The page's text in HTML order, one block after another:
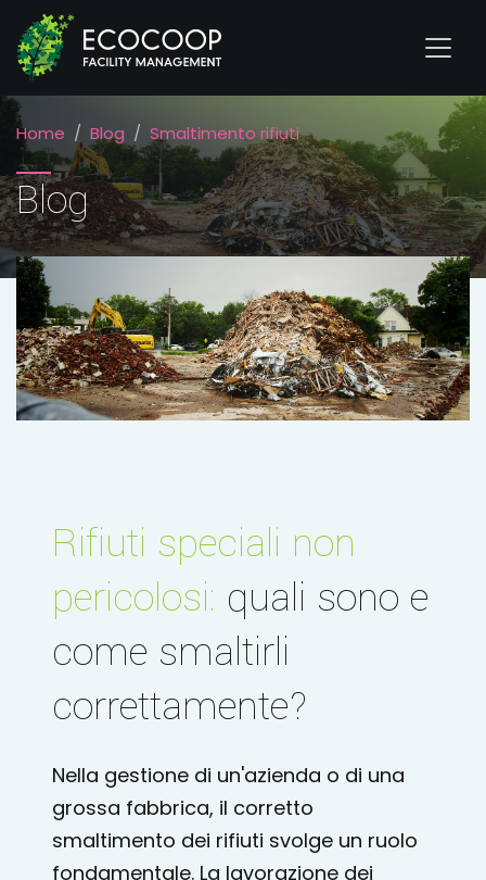
Home Blog Smaltimento rifiuti
Blog
Rifiuti speciali non
pericolosi: quali sono e
come smaltirli
correttamente?
Nella gestione di un'azienda o di una
grossa fabbrica, il corretto
smaltimento dei rifiuti svolge un ruolo
fondamentale. La lavorazione dei